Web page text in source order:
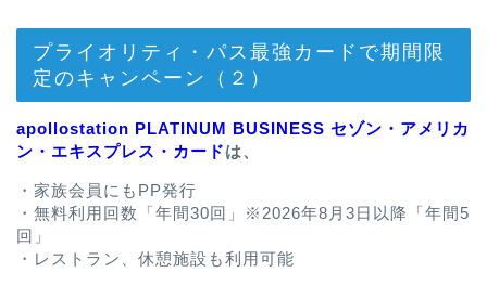
プライオリティ・パス最強カードで期間限
定のキャンペーン（２）
apollostation PLATINUM BUSINESS セゾン・アメリカ
ン・エキスプレス・カードは、
・家族会員にもPP発行
・無料利用回数「年間30回」※2026年8月3日以降「年間5
回」
・レストラン、休憩施設も利用可能